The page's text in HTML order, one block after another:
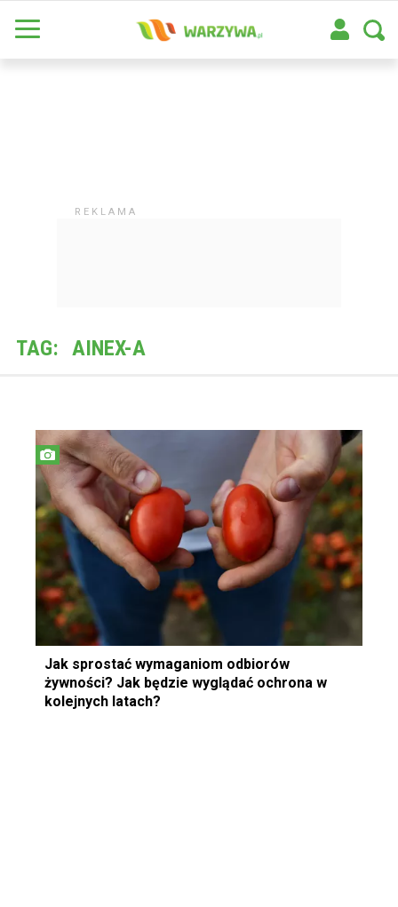
TAG: AINEX-A
Jak sprostać wymaganiom odbiorów
żywności? Jak będzie wyglądać ochrona w
kolejnych latach?